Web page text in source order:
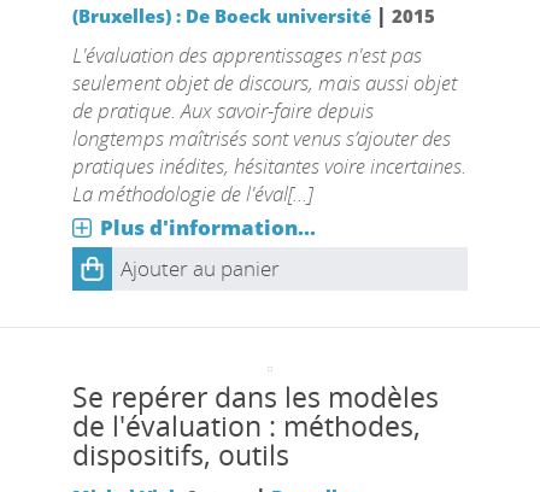
(Bruxelles) : De Boeck université| 2015
L'évaluation des apprentissages n'est pas
seulement objet de discours, mais aussi objet
de pratique. Aux savoir-faire depuis
longtemps maîtrisés sont venus s’ajouter des
pratiques inédites, hésitantes voire incertaines.
La méthodologie de l'éval[...]
Plus d'information...
Ajouter au panier
Se repérer dans les modèles
de l'évaluation : méthodes,
dispositifs, outils